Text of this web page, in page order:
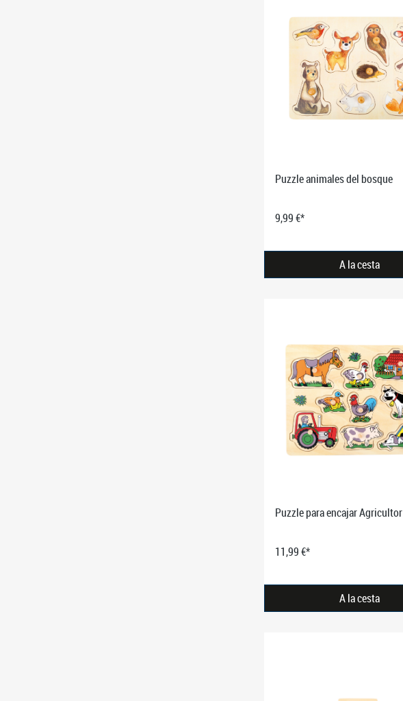
Puzzle animales del bosque
9,99 €*
A la cesta
Puzzle para encajar Agricultor
11,99 €*
A la cesta